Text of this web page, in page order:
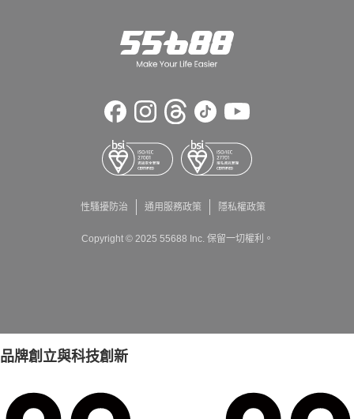
Copyright © 2025 55688 Inc. 保留一切權利。
性騷擾防治 通用服務政策 隱私權政策
品牌創立與科技創新